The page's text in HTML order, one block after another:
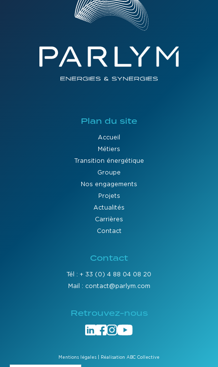
Plan du site
Accueil
Métiers
Transition énergétique
Groupe
Nos engagements
Projets
Actualités
Carrières
Contact
Contact
Tél : + 33 (0) 4 88 04 08 20
Mail : contact@parlym.com
Retrouvez-nous
Mentions légales | Réalisation ABC Collective